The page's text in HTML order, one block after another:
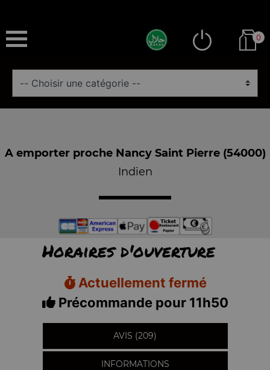
0
A emporter proche Nancy Saint Pierre (54000)
Indien
Horaires d'ouverture
Actuellement fermé
Précommande pour 11h50
AVIS (209)
INFORMATIONS